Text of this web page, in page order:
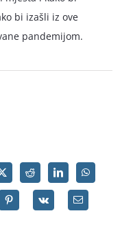
bi izašli iz ove
pandemijom.